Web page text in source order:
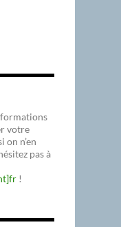
votre
n’en
pas à
!